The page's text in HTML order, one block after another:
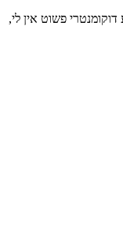
פשוט אין לי,